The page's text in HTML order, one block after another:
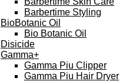
Barbertime Styling
BioBotanic Oil
Bio Botanic Oil
Disicide
Gamma+
Gamma Piu Clipper
Gamma Piu Hair Dryer